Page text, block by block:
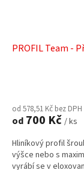
PROFIL Team -
produktu
je
z
5
od 578,51 Kč bez DPH
od 700 Kč / ks
Hliníkový profil
výšce nebo s
vyrábí se v